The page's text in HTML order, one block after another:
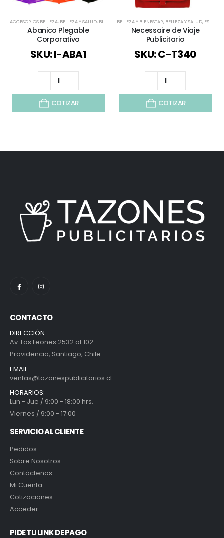
ACCESORIOS BELLEZA, BELLEZA Y SALUD, BIENESTAR Y SALUD ,DEPORTES Y BIENESTAR,ESPECIAL
Abanico Plegable
Corporativo
SKU: I-ABA1
COTIZAR
BELLEZA Y BIENESTAR, BELLEZA Y SALUD, ESTUCHES Y NECESSAIRE
Necessaire de Viaje
Publicitario
SKU: C-T340
COTIZAR
CONTACTO
DIRECCIÓN:
Av. Los Leones 2532 of 102
Providencia, Santiago, Chile
EMAIL:
ventas@tazonespublicitarios.cl
HORARIOS:
Lun - Jue / 9:00 - 18:00 hrs.
Viernes / 9:00 - 17:00
SERVICIO AL CLIENTE
Pedidos
Sobre Nosotros
Contáctenos
Mi Cuenta
Cotizaciones
Acceder
PIDE TU LINK DE PAGO